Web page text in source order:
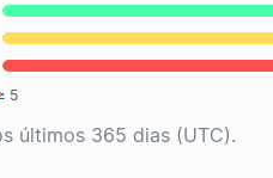
5
últimos 365 dias (UTC).